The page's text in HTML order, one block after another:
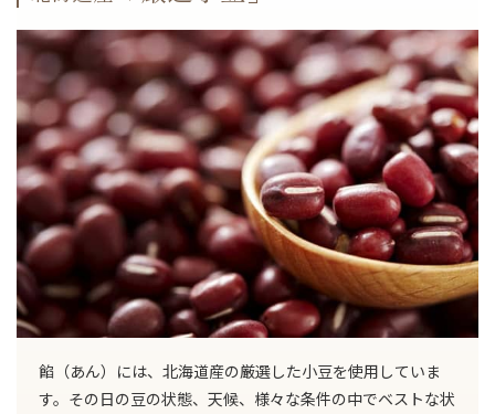
餡（あん）には、北海道産の厳選した小豆を使用していま
す。その日の豆の状態、天候、様々な条件の中でベストな状